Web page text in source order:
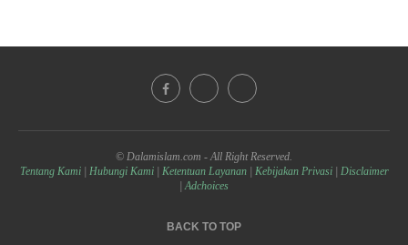
© Dalamislam.com - All Right Reserved.
Tentang Kami
Hubungi Kami| Ketentuan Layanan| Kebijakan Privasi| Disclaimer
|Adchoices
BACK TO TOP